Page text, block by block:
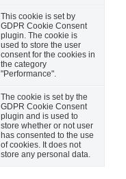
This cookie is set by
GDPR Cookie Consent
plugin. The cookie is
used to store the user
consent for the cookies in
the category
"Performance".
The cookie is set by the
GDPR Cookie Consent
plugin and is used to
store whether or not user
has consented to the use
of cookies. It does not
store any personal data.